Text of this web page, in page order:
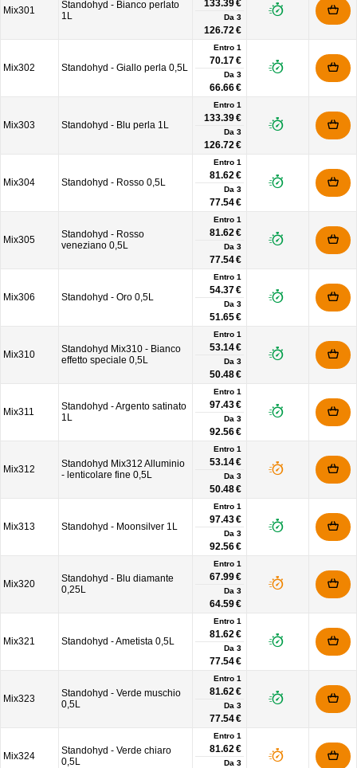
Mix301
Standohyd - Bianco perlato
1L
133.39 €
Da 3
126.72 €
Mix302 Standohyd - Giallo perla 0,5L
Entro 1
70.17 €
Da 3
66.66 €
Mix303 Standohyd - Blu perla 1L
Entro 1
133.39 €
Da 3
126.72 €
Mix304 Standohyd - Rosso 0,5L
Entro 1
81.62 €
Da 3
77.54 €
Mix305
Standohyd - Rosso
veneziano 0,5L
Entro 1
81.62 €
Da 3
77.54 €
Mix306 Standohyd - Oro 0,5L
Entro 1
54.37 €
Da 3
51.65 €
Mix310
Standohyd Mix310 - Bianco
effetto speciale 0,5L
Entro 1
53.14 €
Da 3
50.48 €
Mix311
Standohyd - Argento satinato
1L
Entro 1
97.43 €
Da 3
92.56 €
Mix312
Standohyd Mix312 Alluminio
- lenticolare fine 0,5L
Entro 1
53.14 €
Da 3
50.48 €
Mix313 Standohyd - Moonsilver 1L
Entro 1
97.43 €
Da 3
92.56 €
Mix320
Standohyd - Blu diamante
0,25L
Entro 1
67.99 €
Da 3
64.59 €
Mix321 Standohyd - Ametista 0,5L
Entro 1
81.62 €
Da 3
77.54 €
Mix323
Standohyd - Verde muschio
0,5L
Entro 1
81.62 €
Da 3
77.54 €
Mix324
Standohyd - Verde chiaro
0,5L
Entro 1
81.62 €
Da 3